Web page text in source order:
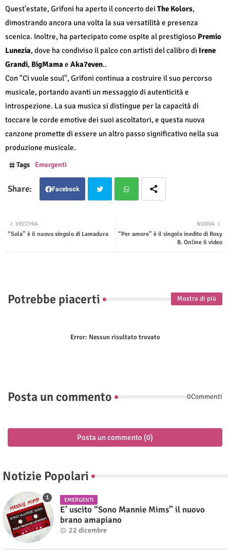
Quest'estate, Grifoni ha aperto il concerto dei The Kolors,
dimostrando ancora una volta la sua versatilità e presenza
scenica. Inoltre, ha partecipato come ospite al prestigioso Premio
Lunezia, dove ha condiviso il palco con artisti del calibro di Irene
Grandi, BigMama e Aka7even..
Con "Ci vuole soul", Grifoni continua a costruire il suo percorso
musicale, portando avanti un messaggio di autenticità e
introspezione. La sua musica si distingue per la capacità di
toccare le corde emotive dei suoi ascoltatori, e questa nuova
canzone promette di essere un altro passo significativo nella sua
produzione musicale.
Tags Emergenti
Facebook
ter tsap
NUOVA
“Per amore” è il singolo inedito di Roxy
B. Online il video
VECCHIA
“Sola” è il nuovo singolo di Lamadura
Potrebbe piacerti Mostra di più
Error: Nessun risultato trovato
Posta un commento 0Commenti
Posta un commento (0)
Notizie Popolari
EMERGENTI
E’ uscito “Sono Mannie Mims” il nuovo
brano amapiano
22 dicembre